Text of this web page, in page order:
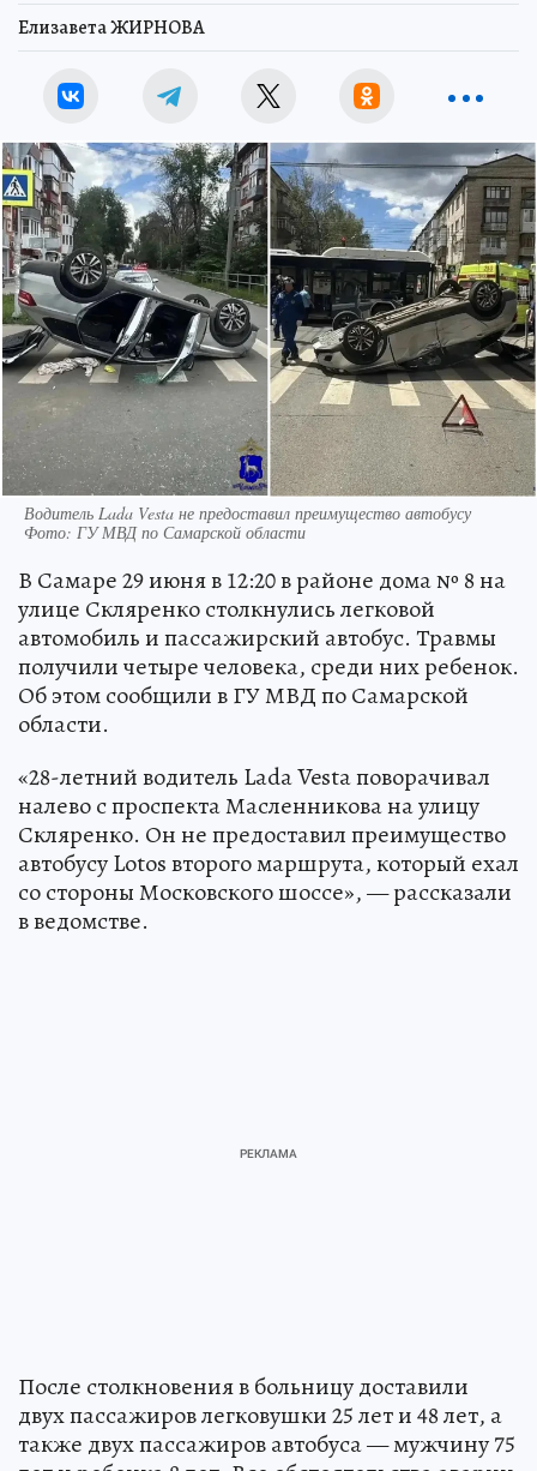
Елизавета ЖИРНОВА
Водитель Lada Vesta не предоставил преимущество автобусу
Фото: ГУ МВД по Самарской области
В Самаре 29 июня в 12:20 в районе дома № 8 на
улице Скляренко столкнулись легковой
автомобиль и пассажирский автобус. Травмы
получили четыре человека, среди них ребенок.
Об этом сообщили в ГУ МВД по Самарской
области.
«28-летний водитель Lada Vesta поворачивал
налево с проспекта Масленникова на улицу
Скляренко. Он не предоставил преимущество
автобусу Lotos второго маршрута, который ехал
со стороны Московского шоссе», — рассказали
в ведомстве.
После столкновения в больницу доставили
двух пассажиров легковушки 25 лет и 48 лет, а
также двух пассажиров автобуса — мужчину 75